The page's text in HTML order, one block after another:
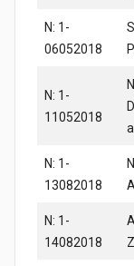
N: 1-
06052018
N: 1-
11052018
a
N: 1-
13082018
N: 1-
14082018